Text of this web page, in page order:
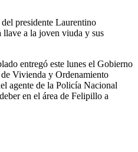
presidente Laurentino
a la joven viuda y sus
entregó este lunes el Gobierno
Vivienda y Ordenamiento
agente de la Policía Nacional
en el área de Felipillo a